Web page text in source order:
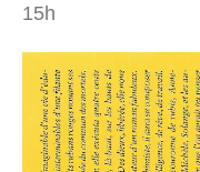
15h